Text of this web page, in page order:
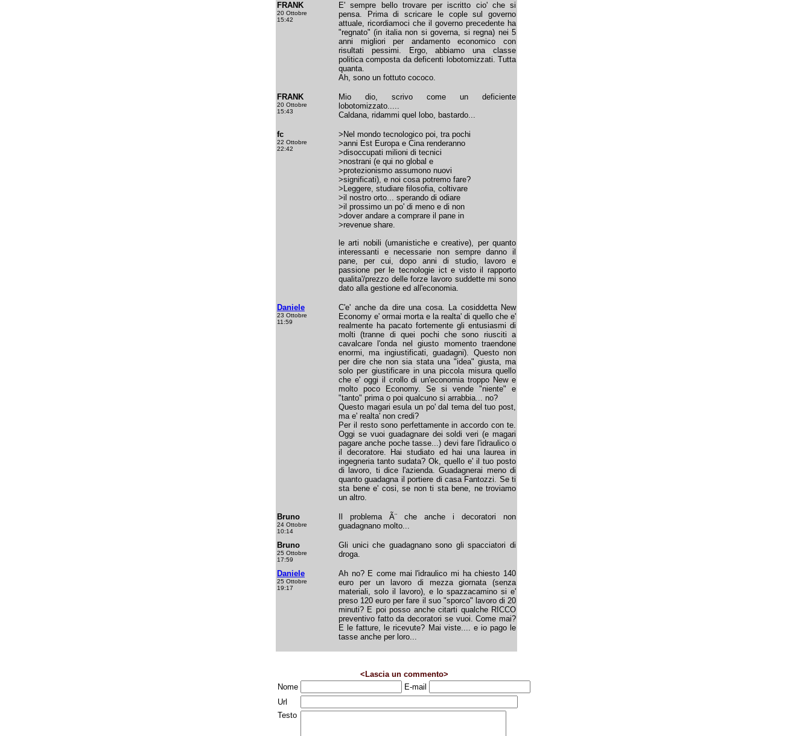
FRANK
20 Ottobre
15:42
E' sempre bello trovare per iscritto cio' che si
pensa. Prima di scricare le cople sul governo
attuale, ricordiamoci che il governo precedente ha
"regnato" (in italia non si governa, si regna) nei 5
anni migliori per andamento economico con
risultati pessimi. Ergo, abbiamo una classe
politica composta da deficenti lobotomizzati. Tutta
quanta.
Ah, sono un fottuto cococo.
FRANK
20 Ottobre
15:43
Mio dio, scrivo come un deficiente
lobotomizzato.....
Caldana, ridammi quel lobo, bastardo...
fc
22 Ottobre
22:42
>Nel mondo tecnologico poi, tra pochi
>anni Est Europa e Cina renderanno
>disoccupati milioni di tecnici
>nostrani (e qui no global e
>protezionismo assumono nuovi
>significati), e noi cosa potremo fare?
>Leggere, studiare filosofia, coltivare
>il nostro orto... sperando di odiare
>il prossimo un po' di meno e di non
>dover andare a comprare il pane in
>revenue share.
le arti nobili (umanistiche e creative), per quanto
interessanti e necessarie non sempre danno il
pane, per cui, dopo anni di studio, lavoro e
passione per le tecnologie ict e visto il rapporto
qualita'/prezzo delle forze lavoro suddette mi sono
dato alla gestione ed all'economia.
Daniele
23 Ottobre
11:59
C'e' anche da dire una cosa. La cosiddetta New
Economy e' ormai morta e la realta' di quello che e'
realmente ha pacato fortemente gli entusiasmi di
molti (tranne di quei pochi che sono riusciti a
cavalcare l'onda nel giusto momento traendone
enormi, ma ingiustificati, guadagni). Questo non
per dire che non sia stata una "idea" giusta, ma
solo per giustificare in una piccola misura quello
che e' oggi il crollo di un'economia troppo New e
molto poco Economy. Se si vende "niente" e
"tanto" prima o poi qualcuno si arrabbia... no?
Questo magari esula un po' dal tema del tuo post,
ma e' realta' non credi?
Per il resto sono perfettamente in accordo con te.
Oggi se vuoi guadagnare dei soldi veri (e magari
pagare anche poche tasse...) devi fare l'idraulico o
il decoratore. Hai studiato ed hai una laurea in
ingegneria tanto sudata? Ok, quello e' il tuo posto
di lavoro, ti dice l'azienda. Guadagnerai meno di
quanto guadagna il portiere di casa Fantozzi. Se ti
sta bene e' cosi, se non ti sta bene, ne troviamo
un altro.
Bruno
24 Ottobre
10:14
Il problema Ã¨ che anche i decoratori non
guadagnano molto...
Bruno
25 Ottobre
17:59
Gli unici che guadagnano sono gli spacciatori di
droga.
Daniele
25 Ottobre
19:17
Ah no? E come mai l'idraulico mi ha chiesto 140
euro per un lavoro di mezza giornata (senza
materiali, solo il lavoro), e lo spazzacamino si e'
preso 120 euro per fare il suo "sporco" lavoro di 20
minuti? E poi posso anche citarti qualche RICCO
preventivo fatto da decoratori se vuoi. Come mai?
E le fatture, le ricevute? Mai viste.... e io pago le
tasse anche per loro...
<Lascia un commento>
Nome
E-mail
Url
Testo